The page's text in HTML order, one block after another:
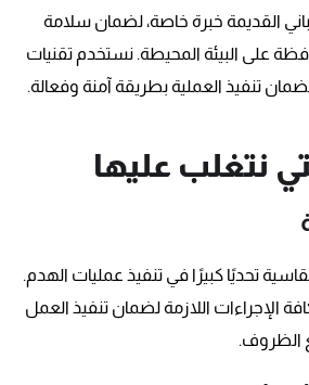
القديمة خبرة خاصة، لضمان سلامة
على البيئة المحيطة. نستخدم تقنيات
تنفيذ العملية بطريقة آمنة وفعالة.
نتغلب عليها
تحديًا كبيرًا في تنفيذ عمليات الهدم.
الإجراءات اللازمة لضمان تنفيذ العمل
الظروف.